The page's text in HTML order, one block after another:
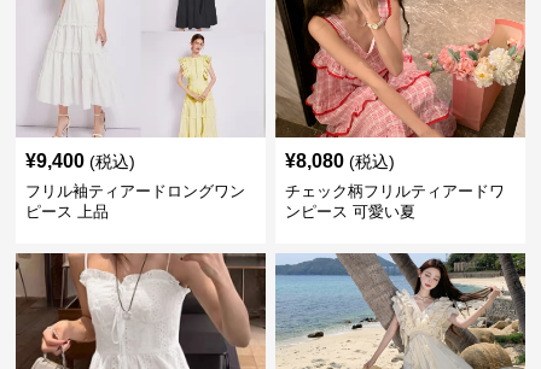
¥9,400 (税込)
フリル袖ティアードロングワン
ピース 上品
¥8,080 (税込)
チェック柄フリルティアードワ
ンピース 可愛い夏